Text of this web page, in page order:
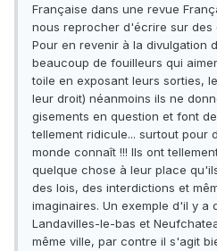
Française dans une revue
nous reprocher d'écrire sur des
Pour en revenir à la divulgation
beaucoup de fouilleurs qui
toile en exposant leurs sorties,
leur droit) néanmoins ils ne
gisements en question et font
tellement ridicule... surtout pour
monde connaît !!! Ils ont
quelque chose à leur place
des lois, des interdictions et
imaginaires. Un exemple d'il y a
Landavilles-le-bas et
même ville, par contre il s'agit